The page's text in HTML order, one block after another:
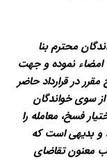
محترم بنا
امضاء نموده و جهت
در قرارداد حاضر
سوی خواندگان
فسخ، معامله را
و بدیهی است که
معنون تقاضای